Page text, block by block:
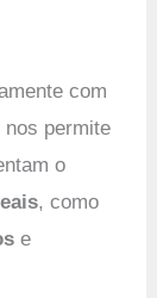
com
nos permite
o
, como
e